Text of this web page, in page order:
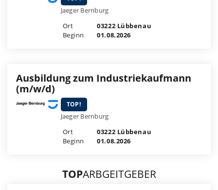
Jaeger Bernburg
Ort
03222 Lübbenau
Beginn
01.08.2026
Ausbildung zum Industriekaufmann
(m/w/d)
TOP!
Jaeger Bernburg
Ort
03222 Lübbenau
Beginn
01.08.2026
TOPARBGEITGEBER